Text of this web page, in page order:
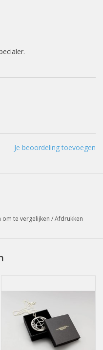
Je beoordeling toevoegen
om te vergelijken /Afdrukken